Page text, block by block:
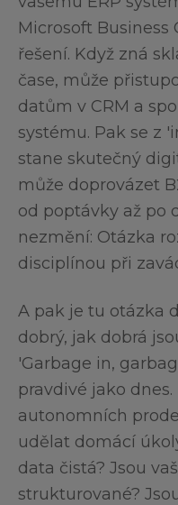
Microsoft Business
řešení. Když zná
čase, může
datům v CRM a
systému. Pak se z
stane skutečný
může doprovázet
od poptávky až po
nezmění: Otázka
disciplínou při
A pak je tu otázka
dobrý, jak dobrá
'Garbage in,
pravdivé jako
autonomních
udělat domácí
data čistá? Jsou
strukturované?